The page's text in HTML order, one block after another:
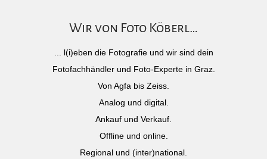
Wir von Foto Köberl…
... l(i)eben die Fotografie und wir sind dein
Fotofachhändler und Foto-Experte in Graz.
Von Agfa bis Zeiss.
Analog und digital.
Ankauf und Verkauf.
Offline und online.
Regional und (inter)national.